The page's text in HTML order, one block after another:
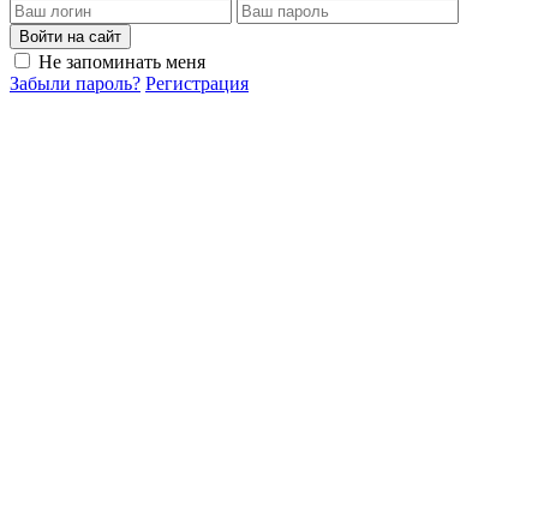
Войти на сайт
Не запоминать меня
Забыли пароль? Регистрация